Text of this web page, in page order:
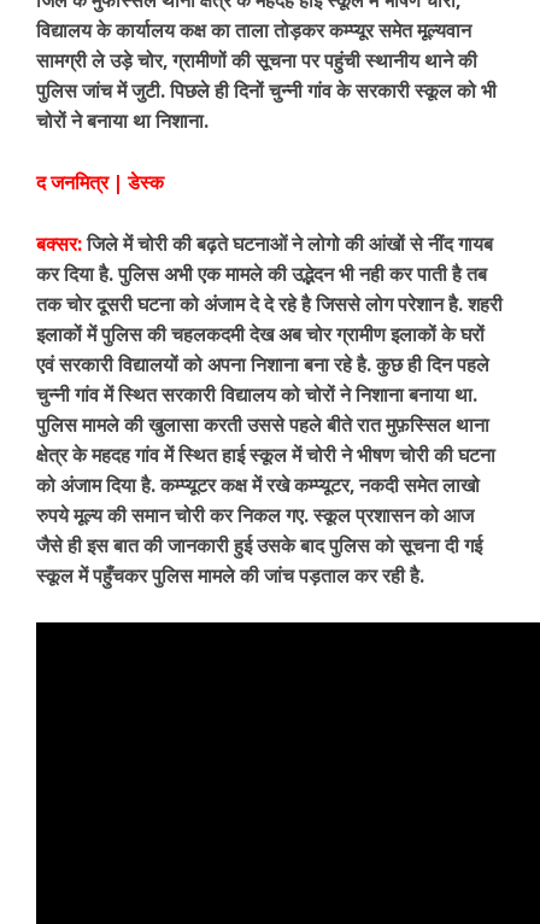
विद्यालय के कार्यालय कक्ष का ताला तोड़कर कम्प्यूर समेत मूल्यवान
सामग्री ले उड़े चोर, ग्रामीणों की सूचना पर पहुंची स्थानीय थाने की
पुलिस जांच में जुटी. पिछले ही दिनों चुन्नी गांव के सरकारी स्कूल को भी
चोरों ने बनाया था निशाना.
द जनमित्र | डेस्क
बक्सर:जिले में चोरी की बढ़ते घटनाओं ने लोगो की आंखों से नींद गायब
कर दिया है. पुलिस अभी एक मामले की उद्भेदन भी नही कर पाती है तब
तक चोर दूसरी घटना को अंजाम दे दे रहे है जिससे लोग परेशान है. शहरी
इलाकों में पुलिस की चहलकदमी देख अब चोर ग्रामीण इलाकों के घरों
एवं सरकारी विद्यालयों को अपना निशाना बना रहे है. कुछ ही दिन पहले
चुन्नी गांव में स्थित सरकारी विद्यालय को चोरों ने निशाना बनाया था.
पुलिस मामले की खुलासा करती उससे पहले बीते रात मुफ़स्सिल थाना
क्षेत्र के महदह गांव में स्थित हाई स्कूल में चोरी ने भीषण चोरी की घटना
को अंजाम दिया है. कम्प्यूटर कक्ष में रखे कम्प्यूटर, नकदी समेत लाखो
रुपये मूल्य की समान चोरी कर निकल गए. स्कूल प्रशासन को आज
जैसे ही इस बात की जानकारी हुई उसके बाद पुलिस को सूचना दी गई
स्कूल में पहुँचकर पुलिस मामले की जांच पड़ताल कर रही है.